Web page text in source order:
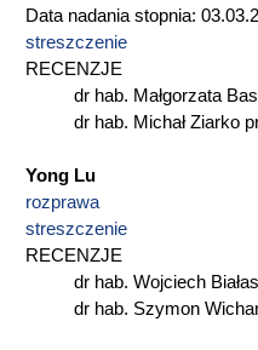
Data nadania stopnia:
streszczenie
RECENZJE
dr hab. Małgorzata
dr hab. Michał Ziarko
Yong Lu
rozprawa
streszczenie
RECENZJE
dr hab. Wojciech
dr hab. Szymon